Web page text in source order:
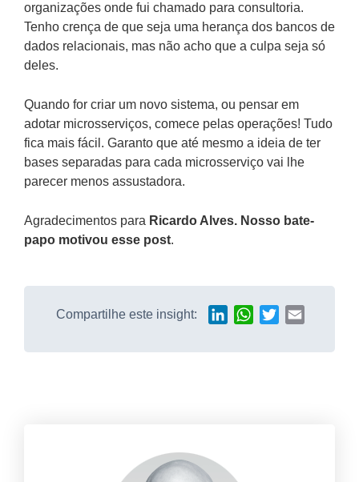
organizações onde fui chamado para consultoria.
Tenho crença de que seja uma herança dos bancos de
dados relacionais, mas não acho que a culpa seja só
deles.
Quando for criar um novo sistema, ou pensar em
adotar microsserviços, comece pelas operações! Tudo
fica mais fácil. Garanto que até mesmo a ideia de ter
bases separadas para cada microsserviço vai lhe
parecer menos assustadora.
Agradecimentos para Ricardo Alves. Nosso bate-
papo motivou esse post.
Compartilhe este insight: LinkedInWhatsApp
Twitter